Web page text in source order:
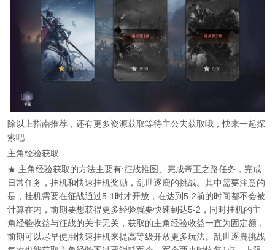
除以上指南推荐，还有更多资源获取等待主公去获取哦，快来一起探
索吧
主角经验获取
★ 主角经验获取的方法主要有:征战推图、完成帝王之路任务，完成
日常任务，挂机和快速挂机奖励，乱世逐鹿的挑战。其中需要注意的
是，挂机需要在征战通过5-1时才开放，在达到5-2前的时间都不会被
计算在内，前期要想获得更多经验就要快速到达5-2，同时挂机的主
角经验收益与征战的关卡无关，获取的主角经验收益一直为固定额，
前期可以尽早使用快速挂机来提高等级开放更多玩法。乱世逐鹿挑战